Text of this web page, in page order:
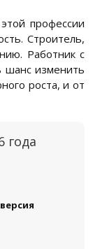
профессии
Строитель,
Работник с
шанс изменить
роста, и от
года